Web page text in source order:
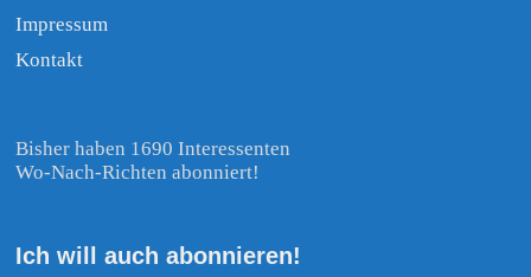
Impressum
Kontakt
Bisher haben 1690 Interessenten
Wo-Nach-Richten abonniert!
Ich will auch abonnieren!